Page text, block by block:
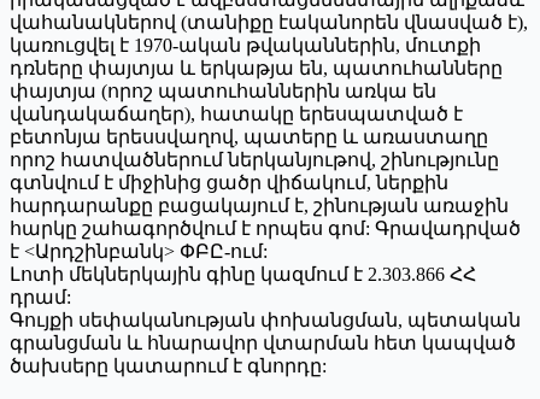
վահանակներով (տանիքը էականորեն վնասված է),
կառուցվել է 1970-ական թվականներին, մուտքի
դռները փայտյա և երկաթյա են, պատուհանները
փայտյա (որոշ պատուհաններին առկա են
վանդակաճաղեր), հատակը երեսպատված է
բետոնյա երեսսվաղով, պատերը և առաստաղը
որոշ հատվածներում ներկանյութով, շինությունը
գտնվում է միջինից ցածր վիճակում, ներքին
հարդարանքը բացակայում է, շինության առաջին
հարկը շահագործվում է որպես գոմ: Գրավադրված
է <Արդշինբանկ> ՓԲԸ-ում:
Լոտի մեկներկային գինը կազմում է 2.303.866 ՀՀ
դրամ:
Գույքի սեփականության փոխանցման, պետական
գրանցման և հնարավոր վտարման հետ կապված
ծախսերը կատարում է գնորդը: